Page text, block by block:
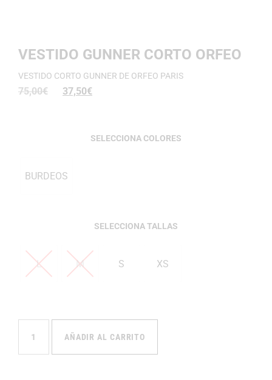
VESTIDO GUNNER CORTO ORFEO
VESTIDO CORTO GUNNER DE ORFEO PARIS
75,00€ 37,50€
COLORES
BURDEOS
TALLAS
L M S XS
AÑADIR AL CARRITO